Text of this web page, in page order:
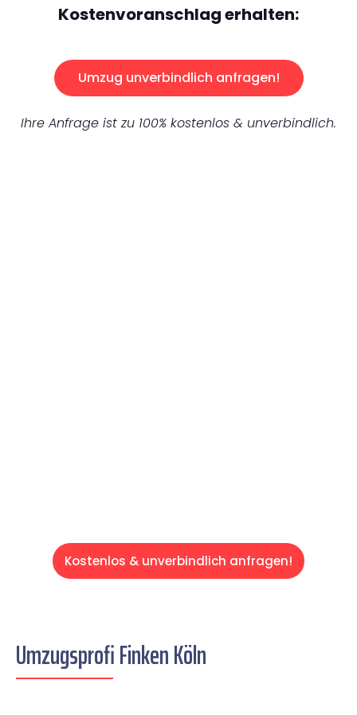
Kostenvoranschlag erhalten:
Umzug unverbindlich anfragen!
Ihre Anfrage ist zu 100% kostenlos & unverbindlich.
Kostenlos & unverbindlich anfragen!
Umzugsprofi Finken Köln